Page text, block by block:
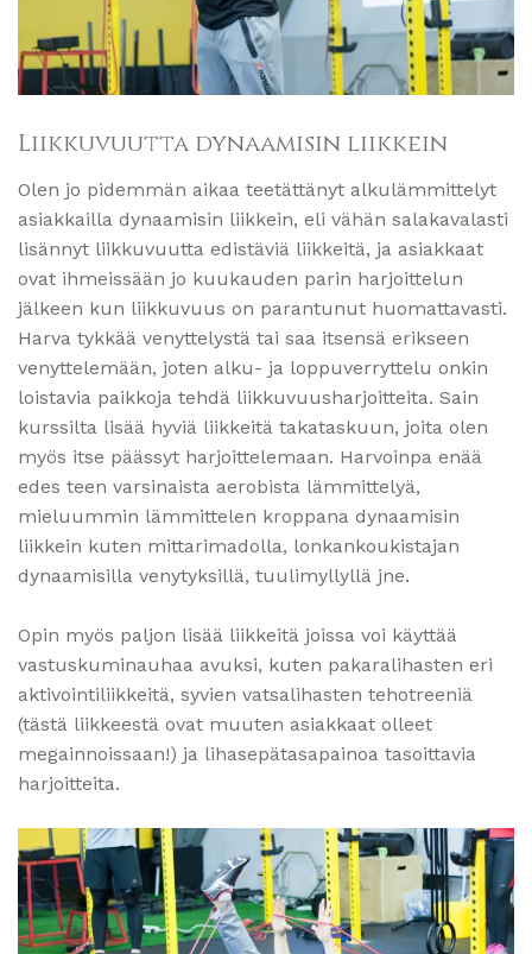
Liikkuvuutta dynaamisin liikkein
Olen jo pidemmän aikaa teetättänyt alkulämmittelyt
asiakkailla dynaamisin liikkein, eli vähän salakavalasti
lisännyt liikkuvuutta edistäviä liikkeitä, ja asiakkaat
ovat ihmeissään jo kuukauden parin harjoittelun
jälkeen kun liikkuvuus on parantunut huomattavasti.
Harva tykkää venyttelystä tai saa itsensä erikseen
venyttelemään, joten alku- ja loppuverryttelu onkin
loistavia paikkoja tehdä liikkuvuusharjoitteita. Sain
kurssilta lisää hyviä liikkeitä takataskuun, joita olen
myös itse päässyt harjoittelemaan. Harvoinpa enää
edes teen varsinaista aerobista lämmittelyä,
mieluummin lämmittelen kroppana dynaamisin
liikkein kuten mittarimadolla, lonkankoukistajan
dynaamisilla venytyksillä, tuulimyllyllä jne.
Opin myös paljon lisää liikkeitä joissa voi käyttää
vastuskuminauhaa avuksi, kuten pakaralihasten eri
aktivointiliikkeitä, syvien vatsalihasten tehotreeniä
(tästä liikkeestä ovat muuten asiakkaat olleet
megainnoissaan!) ja lihasepätasapainoa tasoittavia
harjoitteita.